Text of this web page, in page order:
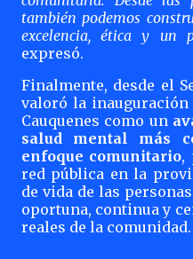
también podemos
excelencia, ética y un
expresó.
Finalmente, desde el
valoró la inauguración
Cauquenes como un
salud mental más
enfoque comunitario,
red pública en la
de vida de las
oportuna, continua y
reales de la comunidad.